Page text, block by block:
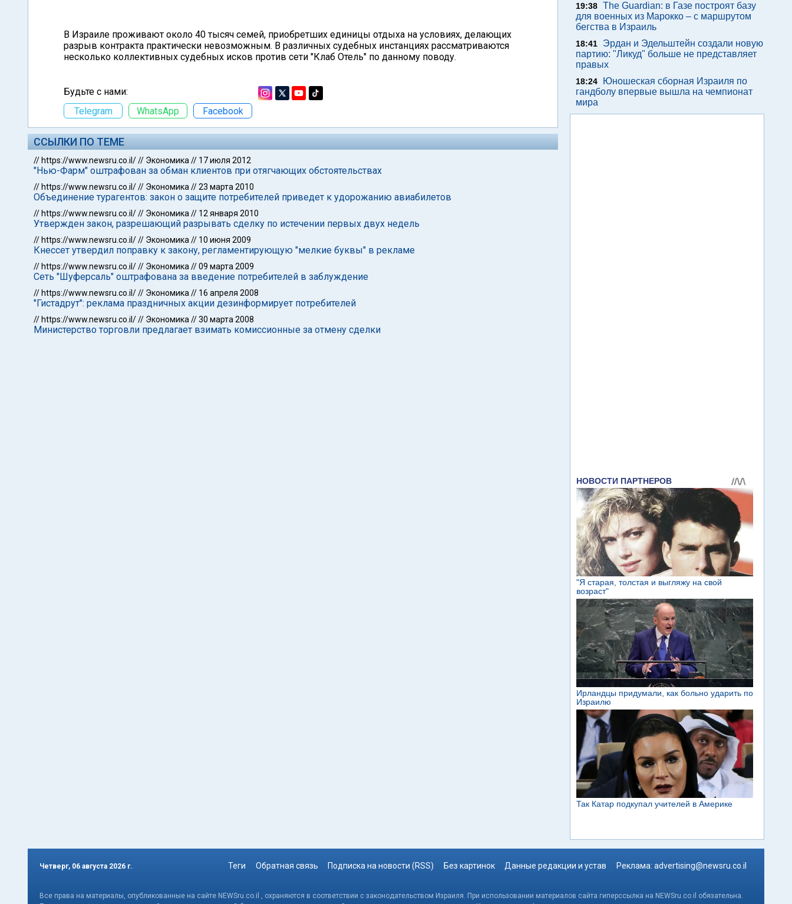
В Израиле проживают около 40 тысяч семей, приобретших единицы отдыха на условиях, делающих
разрыв контракта практически невозможным. В различных судебных инстанциях рассматриваются
несколько коллективных судебных исков против сети "Клаб Отель" по данному поводу.
Будьте с нами:
Telegram
WhatsApp Facebook
ССЫЛКИ ПО ТЕМЕ
// https://www.newsru.co.il/// Экономика // 17 июля 2012
"Нью-Фарм" оштрафован за обман клиентов при отягчающих обстоятельствах
// https://www.newsru.co.il/// Экономика //23 марта 2010
Объединение турагентов: закон о защите потребителей приведет к удорожанию авиабилетов
// https://www.newsru.co.il/// Экономика // 12 января 2010
Утвержден закон, разрешающий разрывать сделку по истечении первых двух недель
// https://www.newsru.co.il/// Экономика // 10 июня 2009
Кнессет утвердил поправку к закону, регламентирующую "мелкие буквы" в рекламе
// https://www.newsru.co.il/// Экономика //09 марта 2009
Сеть "Шуферсаль" оштрафована за введение потребителей в заблуждение
// https://www.newsru.co.il/// Экономика // 16 апреля 2008
"Гистадрут": реклама праздничных акции дезинформирует потребителей
// https://www.newsru.co.il/// Экономика //30 марта 2008
Министерство торговли предлагает взимать комиссионные за отмену сделки
19:38 The Guardian: в Газе построят базу
для военных из Марокко – с маршрутом
бегства в Израиль
18:41
Эрдан и Эдельштейн создали новую
партию: "Ликуд" больше не представляет
правых
18:24
Юношеская сборная Израиля по
гандболу впервые вышла на чемпионат
мира
Четверг, 06 августа 2026 г. Теги Обратная связь Подписка на новости (RSS) Без картинок Данные редакции и устав Реклама: advertising@newsru.co.il
Все права на материалы, опубликованные на сайте NEWSru.co.il , охраняются в соответствии с законодательством Израиля. При использовании материалов сайта гиперссылка на NEWSru.co.il обязательна.